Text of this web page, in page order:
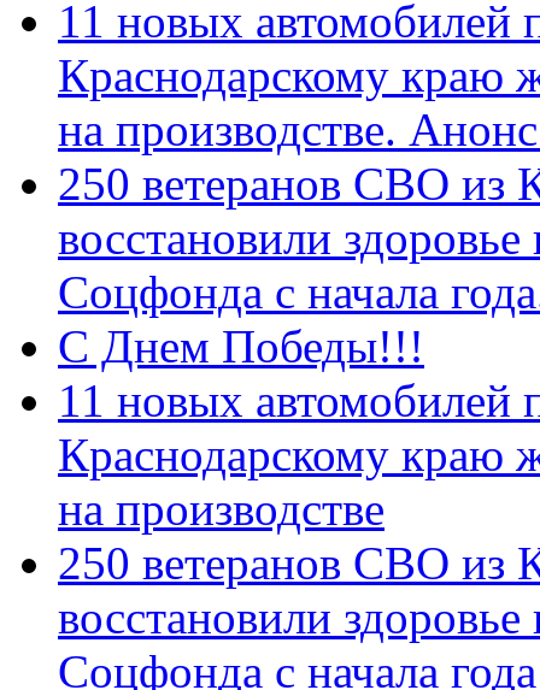
11 новых автомобилей
Краснодарскому краю
на производстве.
250 ветеранов СВО из
восстановили
Соцфонда с начала
С Днем Победы!!!
11 новых автомобилей
Краснодарскому краю
на производстве
250 ветеранов СВО из
восстановили
Соцфонда с начала года